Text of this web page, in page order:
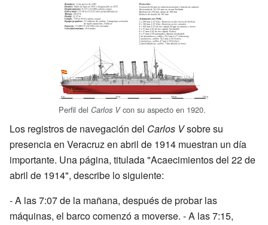
Perfil del Carlos Vcon su aspecto en 1920.
Los registros de navegación del Carlos Vsobre su
presencia en Veracruz en abril de 1914 muestran un día
importante. Una página, titulada "Acaecimientos del 22 de
abril de 1914", describe lo siguiente:
- A las 7:07 de la mañana, después de probar las
máquinas, el barco comenzó a moverse. - A las 7:15,